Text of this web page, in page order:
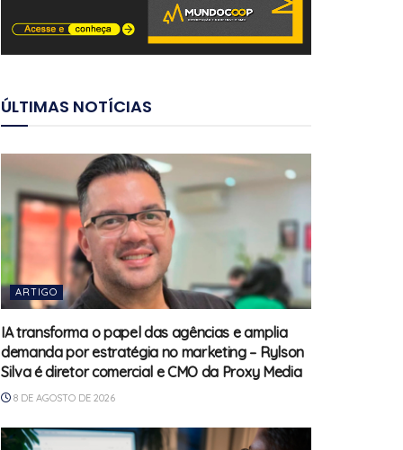
ÚLTIMAS NOTÍCIAS
ARTIGO
IA transforma o papel das agências e amplia
demanda por estratégia no marketing – Rylson
Silva é diretor comercial e CMO da Proxy Media
8 DE AGOSTO DE 2026